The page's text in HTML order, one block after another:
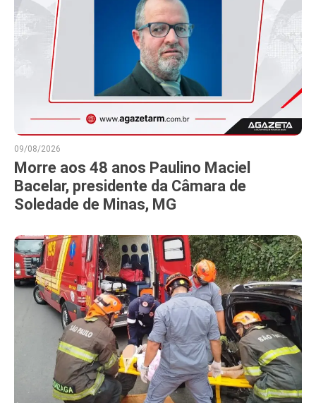
09/08/2026
Morre aos 48 anos Paulino Maciel
Bacelar, presidente da Câmara de
Soledade de Minas, MG